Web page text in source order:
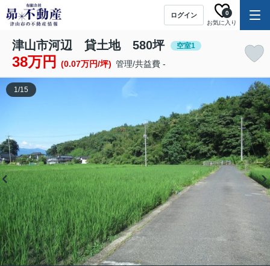
ログイン
お気に入り
0
津山市河辺 貸土地 580坪 空室1
38万円 (0.07万円/坪) 管理/共益費 -
1/15